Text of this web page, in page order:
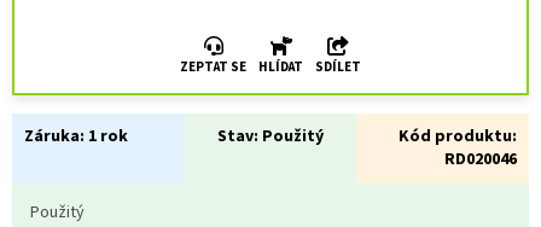
ZEPTAT SE HLÍDAT SDÍLET
Záruka: 1 rok Stav: Použitý
Kód produktu:
RD020046
Použitý